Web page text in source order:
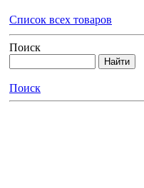
Список всех товаров
Поиск
Поиск